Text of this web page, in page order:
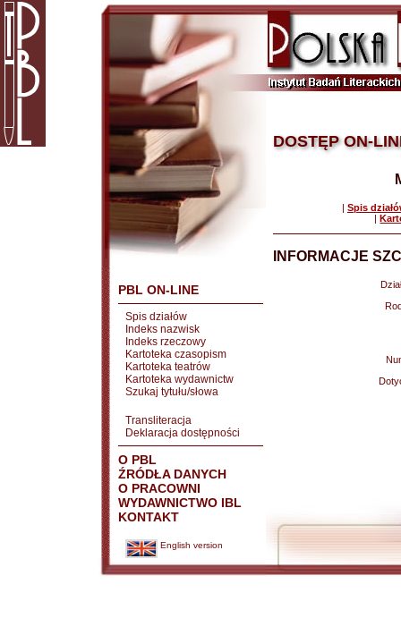
PBL ON-LINE
Spis działów
Indeks nazwisk
Indeks rzeczowy
Kartoteka czasopism
Kartoteka teatrów
Kartoteka wydawnictw
Szukaj tytułu/słowa
Transliteracja
Deklaracja dostępności
O PBL
ŹRÓDŁA DANYCH
O PRACOWNI
WYDAWNICTWO IBL
KONTAKT
English version
DOSTĘP ON-
| Spis
|
INFORMACJE